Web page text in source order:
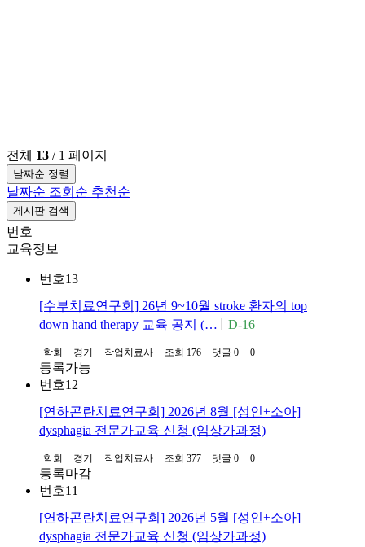
전체 13 / 1 페이지
날짜순 정렬
날짜순 조회순 추천순
게시판 검색
번호
교육정보
번호13
[수부치료연구회] 26년 9~10월 stroke 환자의 top
down hand therapy 교육 공지 (…
D-16
학회 경기 작업치료사 조회 176 댓글 0 0
등록가능
번호12
[연하곤란치료연구회] 2026년 8월 [성인+소아]
dysphagia 전문가교육 신청 (임상가과정)
학회 경기 작업치료사 조회 377 댓글 0 0
등록마감
번호11
[연하곤란치료연구회] 2026년 5월 [성인+소아]
dysphagia 전문가교육 신청 (임상가과정)